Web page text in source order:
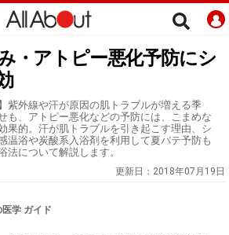
・アトピー悪化予防にシ
紫外線や汗が原因の肌トラブルが増える季
も、アトピー悪化などの予防には、こまめな
果的。汗が肌トラブルを引き起こす理由、シ
温浴や炭酸系入浴剤を利用して夏バテ予防も
法について解説します。
更新日： 2018年07月19日
学 ガイド